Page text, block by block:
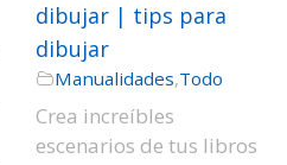
dibujar | tips para
dibujar
Manualidades,Todo
Crea increíbles
escenarios de tus libros